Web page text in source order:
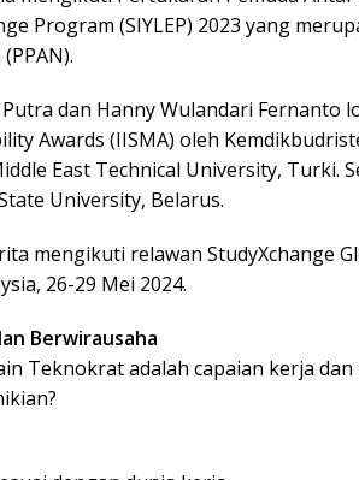
Program (SIYLEP) 2023 yang
dan Hanny Wulandari Fernanto
Awards (IISMA) oleh
East Technical University, Turki.
University, Belarus.
mengikuti relawan StudyXchange
26-29 Mei 2024.
Berwirausaha
Teknokrat adalah capaian kerja